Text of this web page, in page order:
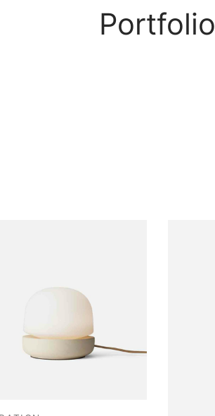
Portfolio